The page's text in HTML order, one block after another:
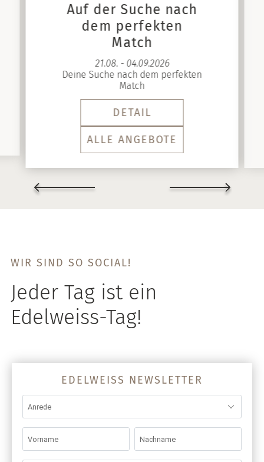
Auf der Suche nach
dem perfekten
Match
21.08. - 04.09.2026
Deine Suche nach dem perfekten
Match
DETAIL
ALLE ANGEBOTE
WIR SIND SO SOCIAL!
Jeder Tag ist ein
Edelweiss-Tag!
EDELWEISS NEWSLETTER